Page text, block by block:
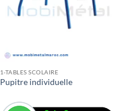
1-TABLES SCOLAIRE
Pupitre individuelle